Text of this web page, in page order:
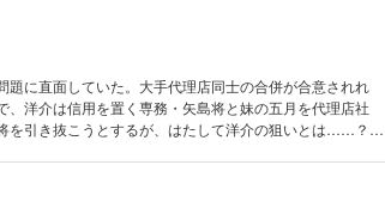
に直面していた。大手代理店同士の合併が合意されれ
洋介は信用を置く専務・矢島将と妹の五月を代理店社
を引き抜こうとするが、はたして洋介の狙いとは……？